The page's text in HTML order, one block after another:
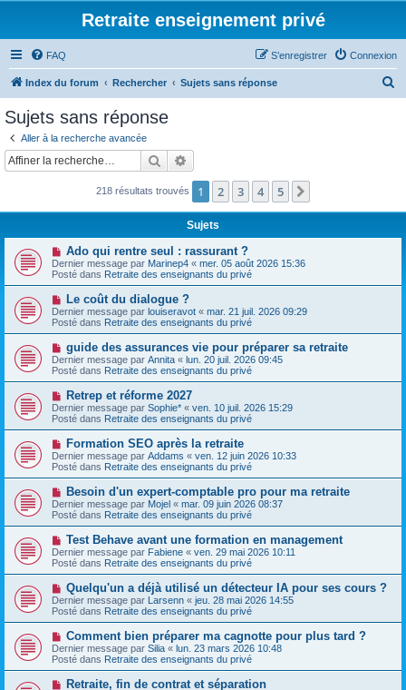
Retraite enseignement privé
FAQ Connexion
S’enregistrer
Index du forum Rechercher Sujets sans réponse
c
Sujets sans réponse
Aller à la recherche avancée
Rechercher
218 résultats trouvés 1 2 3 4 5
Sujets
N
o
u
v
e
a
u
m
e
s
s
a
g
e
Ado qui rentre seul : rassurant ?
Dernier message par Marinep4 « mer. 05 août 2026 15:36
Posté dans Retraite des enseignants du privé
N
o
u
v
a
u
m
e
s
a
g
e
Le coût du dialogue ?
Dernier message par louiseravot « mar. 21 juil. 2026 09:29
Posté dans Retraite des enseignants du privé
N
o
u
v
e
a
u
m
e
s
a
g
e
guide des assurances vie pour préparer sa retraite
Dernier message par Annita « lun. 20 juil. 2026 09:45
Posté dans Retraite des enseignants du privé
N
o
u
v
e
a
u
m
e
s
a
g
e
Retrep et réforme 2027
Dernier message par Sophie* « ven. 10 juil. 2026 15:29
Posté dans Retraite des enseignants du privé
N
o
u
v
e
a
u
m
e
s
s
a
g
e
Formation SEO après la retraite
Dernier message par Addams « ven. 12 juin 2026 10:33
Posté dans Retraite des enseignants du privé
N
o
u
v
e
u
m
e
s
s
a
g
e
Besoin d'un expert-comptable pro pour ma retraite
Dernier message par Mojel « mar. 09 juin 2026 08:37
Posté dans Retraite des enseignants du privé
N
o
u
v
a
u
m
e
s
s
a
g
e
Test Behave avant une formation en management
Dernier message par Fabiene « ven. 29 mai 2026 10:11
Posté dans Retraite des enseignants du privé
N
o
u
v
a
u
m
e
Quelqu'un a déjà utilisé un détecteur IA pour ses cours ?
Dernier message par Larsenn « jeu. 28 mai 2026 14:55
Posté dans Retraite des enseignants du privé
N
o
u
v
e
a
Comment bien préparer ma cagnotte pour plus tard ?
Dernier message par Silia « lun. 23 mars 2026 10:48
Posté dans Retraite des enseignants du privé
NRetraite, fin de contrat et séparation